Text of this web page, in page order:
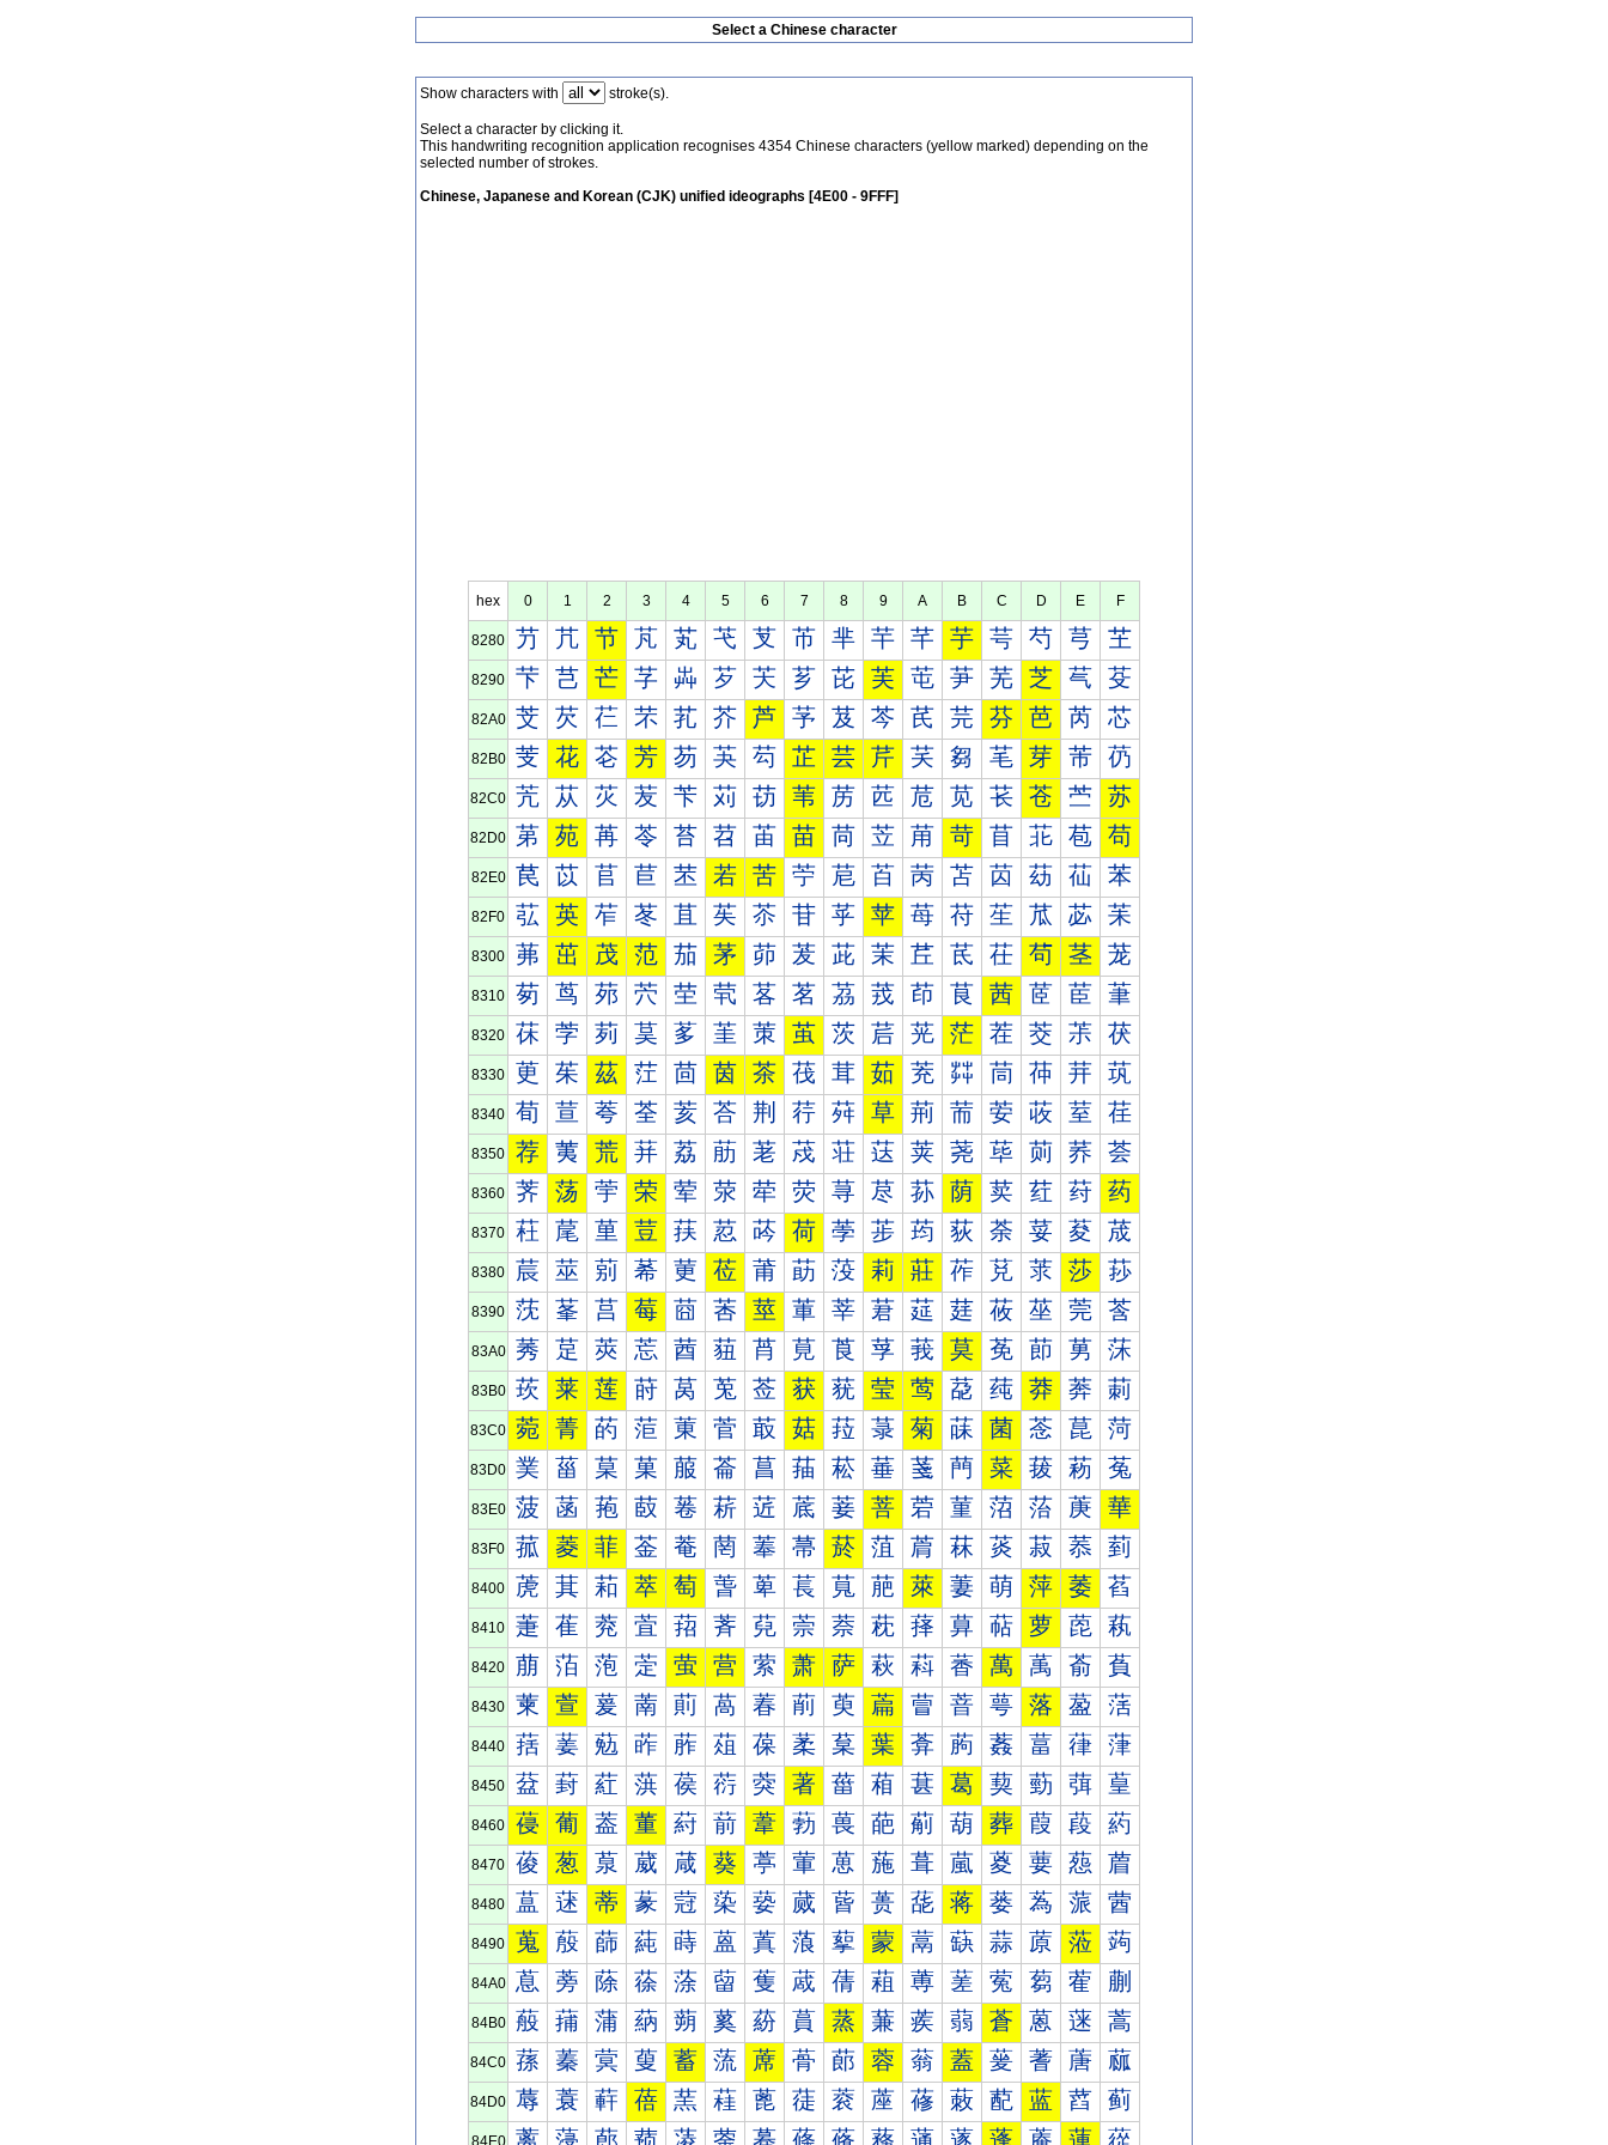
Select a Chinese character
Show characters with stroke(s).
Select a character by clicking it.
This handwriting recognition application recognises 4354 Chinese characters (yellow marked) depending on the
selected number of strokes.
Chinese, Japanese and Korean (CJK) unified ideographs [4E00 - 9FFF]
hex 0 1 2 3 4 5 6 7 8 9 A B C D E F
8280 芀 芁 节 芃 芄 芅 芆 芇 芈 芉 芊 芋 芌 芍 芎 芏
8290 芐 芑 芒 芓 芔 芕 芖 芗 芘 芙 芚 芛 芜 芝 芞 芟
82A0 芠 芡 芢 芣 芤 芥 芦 芧 芨 芩 芪 芫 芬 芭 芮 芯
82B0 芰 花 芲 芳 芴 芵 芶 芷 芸 芹 芺 芻 芼 芽 芾 芿
82C0 苀 苁 苂 苃 苄 苅 苆 苇 苈 苉 苊 苋 苌 苍 苎 苏
82D0 苐 苑 苒 苓 苔 苕 苖 苗 苘 苙 苚 苛 苜 苝 苞 苟
82E0 苠 苡 苢 苣 苤 若 苦 苧 苨 苩 苪 苫 苬 苭 苮 苯
82F0 苰 英 苲 苳 苴 苵 苶 苷 苸 苹 苺 苻 苼 苽 苾 苿
8300 茀 茁 茂 范 茄 茅 茆 茇 茈 茉 茊 茋 茌 茍 茎 茏
8310 茐 茑 茒 茓 茔 茕 茖 茗 茘 茙 茚 茛 茜 茝 茞 茟
8320 茠 茡 茢 茣 茤 茥 茦 茧 茨 茩 茪 茫 茬 茭 茮 茯
8330 茰 茱 茲 茳 茴 茵 茶 茷 茸 茹 茺 茻 茼 茽 茾 茿
8340 荀 荁 荂 荃 荄 荅 荆 荇 荈 草 荊 荋 荌 荍 荎 荏
8350 荐 荑 荒 荓 荔 荕 荖 荗 荘 荙 荚 荛 荜 荝 荞 荟
8360 荠 荡 荢 荣 荤 荥 荦 荧 荨 荩 荪 荫 荬 荭 荮 药
8370 荰 荱 荲 荳 荴 荵 荶 荷 荸 荹 荺 荻 荼 荽 荾 荿
8380 莀 莁 莂 莃 莄 莅 莆 莇 莈 莉 莊 莋 莌 莍 莎 莏
8390 莐 莑 莒 莓 莔 莕 莖 莗 莘 莙 莚 莛 莜 莝 莞 莟
83A0 莠 莡 莢 莣 莤 莥 莦 莧 莨 莩 莪 莫 莬 莭 莮 莯
83B0 莰 莱 莲 莳 莴 莵 莶 获 莸 莹 莺 莻 莼 莽 莾 莿
83C0 菀 菁 菂 菃 菄 菅 菆 菇 菈 菉 菊 菋 菌 菍 菎 菏
83D0 菐 菑 菒 菓 菔 菕 菖 菗 菘 菙 菚 菛 菜 菝 菞 菟
83E0 菠 菡 菢 菣 菤 菥 菦 菧 菨 菩 菪 菫 菬 菭 菮 華
83F0 菰 菱 菲 菳 菴 菵 菶 菷 菸 菹 菺 菻 菼 菽 菾 菿
8400 萀 萁 萂 萃 萄 萅 萆 萇 萈 萉 萊 萋 萌 萍 萎 萏
8410 萐 萑 萒 萓 萔 萕 萖 萗 萘 萙 萚 萛 萜 萝 萞 萟
8420 萠 萡 萢 萣 萤 营 萦 萧 萨 萩 萪 萫 萬 萭 萮 萯
8430 萰 萱 萲 萳 萴 萵 萶 萷 萸 萹 萺 萻 萼 落 萾 萿
8440 葀 葁 葂 葃 葄 葅 葆 葇 葈 葉 葊 葋 葌 葍 葎 葏
8450 葐 葑 葒 葓 葔 葕 葖 著 葘 葙 葚 葛 葜 葝 葞 葟
8460 葠 葡 葢 董 葤 葥 葦 葧 葨 葩 葪 葫 葬 葭 葮 葯
8470 葰 葱 葲 葳 葴 葵 葶 葷 葸 葹 葺 葻 葼 葽 葾 葿
8480 蒀 蒁 蒂 蒃 蒄 蒅 蒆 蒇 蒈 蒉 蒊 蒋 蒌 蒍 蒎 蒏
8490 蒐 蒑 蒒 蒓 蒔 蒕 蒖 蒗 蒘 蒙 蒚 蒛 蒜 蒝 蒞 蒟
84A0 蒠 蒡 蒢 蒣 蒤 蒥 蒦 蒧 蒨 蒩 蒪 蒫 蒬 蒭 蒮 蒯
84B0 蒰 蒱 蒲 蒳 蒴 蒵 蒶 蒷 蒸 蒹 蒺 蒻 蒼 蒽 蒾 蒿
84C0 蓀 蓁 蓂 蓃 蓄 蓅 蓆 蓇 蓈 蓉 蓊 蓋 蓌 蓍 蓎 蓏
84D0 蓐 蓑 蓒 蓓 蓔 蓕 蓖 蓗 蓘 蓙 蓚 蓛 蓜 蓝 蓞 蓟
84E0 蓠 蓡 蓢 蓣 蓤 蓥 蓦 蓧 蓨 蓩 蓪 蓫 蓬 蓭 蓮 蓯